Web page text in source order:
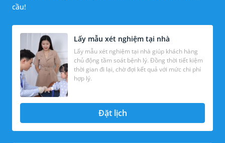
cầu!
Lấy mẫu xét nghiệm tại nhà
Lấy mẫu xét nghiệm tại nhà giúp khách hàng
chủ động tầm soát bệnh lý. Đồng thời tiết kiệm
thời gian đi lại, chờ đợi kết quả với mức chi phí
hợp lý.
Đặt lịch